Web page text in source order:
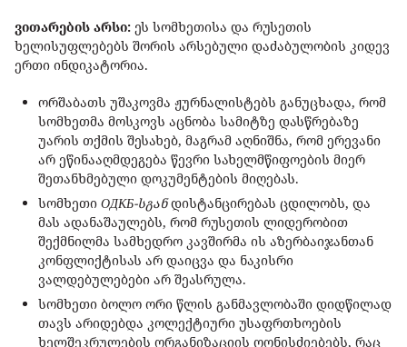
ვითარების არსი: ეს სომხეთისა და რუსეთის
ხელისუფლებებს შორის არსებული დაძაბულობის კიდევ
ერთი ინდიკატორია.
ორშაბათს უშაკოვმა ჟურნალისტებს განუცხადა, რომ
სომხეთმა მოსკოვს აცნობა სამიტზე დასწრებაზე
უარის თქმის შესახებ, მაგრამ აღნიშნა, რომ ერევანი
არ ეწინააღმდეგება წევრი სახელმწიფოების მიერ
შეთანხმებული დოკუმენტების მიღებას.
სომხეთი ОДКБ-სგანდისტანცირებას ცდილობს, და
მას ადანაშაულებს, რომ რუსეთის ლიდერობით
შექმნილმა სამხედრო კავშირმა ის აზერბაიჯანთან
კონფლიქტისას არ დაიცვა და ნაკისრი
ვალდებულებები არ შეასრულა.
სომხეთი ბოლო ორი წლის განმავლობაში დიდწილად
თავს არიდებდა კოლექტიური უსაფრთხოების
ხელშეკრულების ორგანიზაციის ღონისძიებებს, რაც